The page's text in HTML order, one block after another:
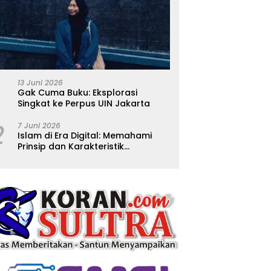
13 Juni 2026
Gak Cuma Buku: Eksplorasi
Singkat ke Perpus UIN Jakarta
7 Juni 2026
Islam di Era Digital: Memahami
Prinsip dan Karakteristik